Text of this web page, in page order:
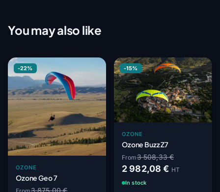
You may also like
-22%
OZONE
Ozone Geo 7
3 875,00 €
-15%
OZONE
Ozone Buzz Z7
From3 508,33 €
2 982,08 € HT
In stock